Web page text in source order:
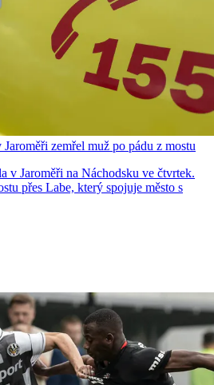
zemřel muž po pádu z mostu
v Jaroměři na Náchodsku ve čtvrtek.
přes Labe, který spojuje město s